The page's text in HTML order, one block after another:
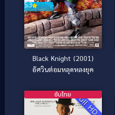
5.3
Black Knight (2001)
อัศวินต่อมหลุดหลงยุค
Full HD
ซับไทย